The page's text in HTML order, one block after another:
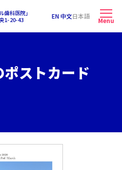
歯科医院」
1-20-43
EN 中文日本語 Menu
ポストカード